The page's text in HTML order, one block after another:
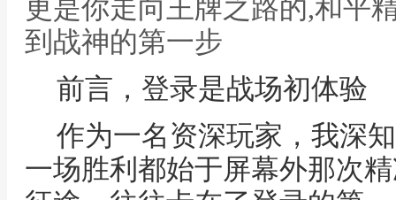
更是你走向王牌之路的,和平
到战神的第一步
前言，登录是战场初体验
作为一名资深玩家，我深
一场胜利都始于屏幕外那次